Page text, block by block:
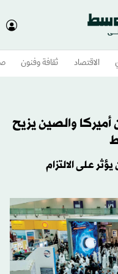
الاقتصاد ثقافة وفنون
أميركا والصين يزيح
على الالتزام